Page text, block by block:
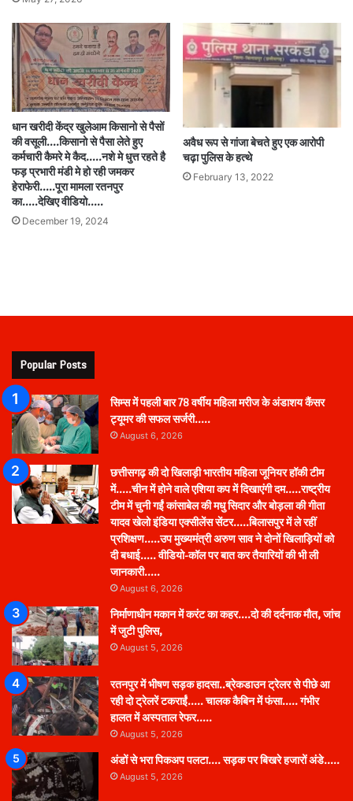
धान खरीदी केंद्र खुलेआम किसानो से पैसों
की वसूली….किसानो से पैसा लेते हुए
कर्मचारी कैमरे मे कैद…..नशे मे धुत्त रहते है
फड़ प्रभारी मंडी मे हो रही जमकर
हेराफेरी…..पूरा मामला रतनपुर
का…..देखिए वीडियो…..
December 19, 2024
अवैध रूप से गांजा बेचते हुए एक आरोपी
चढ़ा पुलिस के हत्थे
February 13, 2022
Popular Posts
सिम्स में पहली बार 78 वर्षीय महिला मरीज के अंडाशय कैंसर
ट्यूमर की सफल सर्जरी…..
August 6, 2026
छत्तीसगढ़ की दो खिलाड़ी भारतीय महिला जूनियर हॉकी टीम
में…..चीन में होने वाले एशिया कप में दिखाएंगी दम…..राष्ट्रीय
टीम में चुनी गईं कांसाबेल की मधु सिदार और बोड़ला की गीता
यादव खेलो इंडिया एक्सीलेंस सेंटर…..बिलासपुर में ले रहीं
प्रशिक्षण…..उप मुख्यमंत्री अरुण साव ने दोनों खिलाड़ियों को
दी बधाई….. वीडियो-कॉल पर बात कर तैयारियों की भी ली
जानकारी…..
August 6, 2026
निर्माणाधीन मकान में करंट का कहर….दो की दर्दनाक मौत, जांच
में जुटी पुलिस,
August 5, 2026
रतनपुर में भीषण सड़क हादसा..ब्रेकडाउन ट्रेलर से पीछे आ
रही दो ट्रेलरें टकराईं….. चालक कैबिन में फंसा….. गंभीर
हालत में अस्पताल रेफर…..
August 5, 2026
अंडों से भरा पिकअप पलटा…. सड़क पर बिखरे हजारों अंडे…..
August 5, 2026